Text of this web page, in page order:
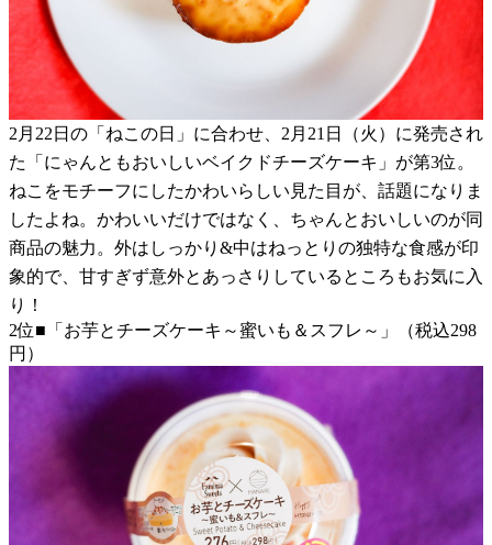
2月22日の「ねこの日」に合わせ、2月21日（火）に発売され
た「にゃんともおいしいベイクドチーズケーキ」が第3位。
ねこをモチーフにしたかわいらしい見た目が、話題になりま
したよね。かわいいだけではなく、ちゃんとおいしいのが同
商品の魅力。外はしっかり&中はねっとりの独特な食感が印
象的で、甘すぎず意外とあっさりしているところもお気に入
り！
2位■「お芋とチーズケーキ～蜜いも＆スフレ～」（税込298
円）